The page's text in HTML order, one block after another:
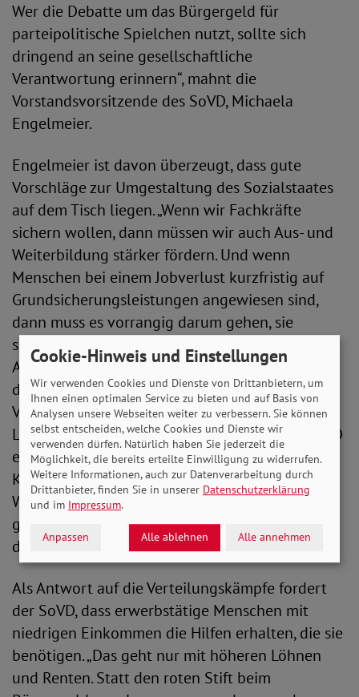
Wer die Debatte um das Bürgergeld für
parteipolitische Spielchen nutzt, sollte sich
dringend an seine gesellschaftliche
Verantwortung erinnern“, mahnt die
Vorstandsvorsitzende des SoVD, Michaela
Engelmeier.
Engelmeier ist davon überzeugt, dass gute
Vorschläge zur Umgestaltung des Sozialstaates
auf dem Tisch liegen. „Wenn wir Fachkräfte
sichern wollen, dann müssen wir auch Aus- und
Weiterbildung stärker fördern. Und wenn
Menschen bei einem Jobverlust kurzfristig auf
Grundsicherungsleistungen angewiesen sind,
dann muss es vorrangig darum gehen, sie
schnellstmöglich aber auch dauerhaft in den
Arbeitsmarkt zu integrieren. Es kann nicht sein,
dass sie zuerst umziehen oder ihr lang erspartes
Vermögen zur Alterssicherung für den
Lebensunterhalt aufbrauchen müssen.“ Der SoVD
erinnert daran, dass CDU/CSU und SPD die
Karenzzeiten 2020 gemeinsam befristet auf den
Weg gebracht hatten. „Nun muss es darum
gehen, diese guten Regelungen zu entfristen“, so
die Vorstandsvorsitzende.
Als Antwort auf die Verteilungskämpfe fordert
der SoVD, dass erwerbstätige Menschen mit
niedrigen Einkommen die Hilfen erhalten, die sie
benötigen. „Das geht nur mit höheren Löhnen
und Renten. Statt den roten Stift beim
Cookie-Hinweis und Einstellungen
Wir verwenden Cookies und Dienste von Drittanbietern, um
Ihnen einen optimalen Service zu bieten und auf Basis von
Analysen unsere Webseiten weiter zu verbessern. Sie können
selbst entscheiden, welche Cookies und Dienste wir
verwenden dürfen. Natürlich haben Sie jederzeit die
Möglichkeit, die bereits erteilte Einwilligung zu widerrufen.
Weitere Informationen, auch zur Datenverarbeitung durch
Drittanbieter, finden Sie in unserer Datenschutzerklärung
und im Impressum.
Anpassen Alle ablehnen Alle annehmen